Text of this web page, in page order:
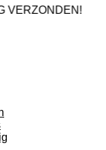
VERZONDEN!